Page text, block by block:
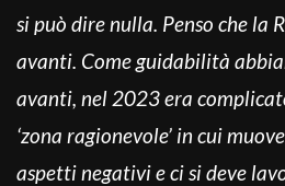
si può dire nulla. Penso che la
avanti. Come guidabilità
avanti, nel 2023 era
‘zona ragionevole’ in cui
aspetti negativi e ci si deve